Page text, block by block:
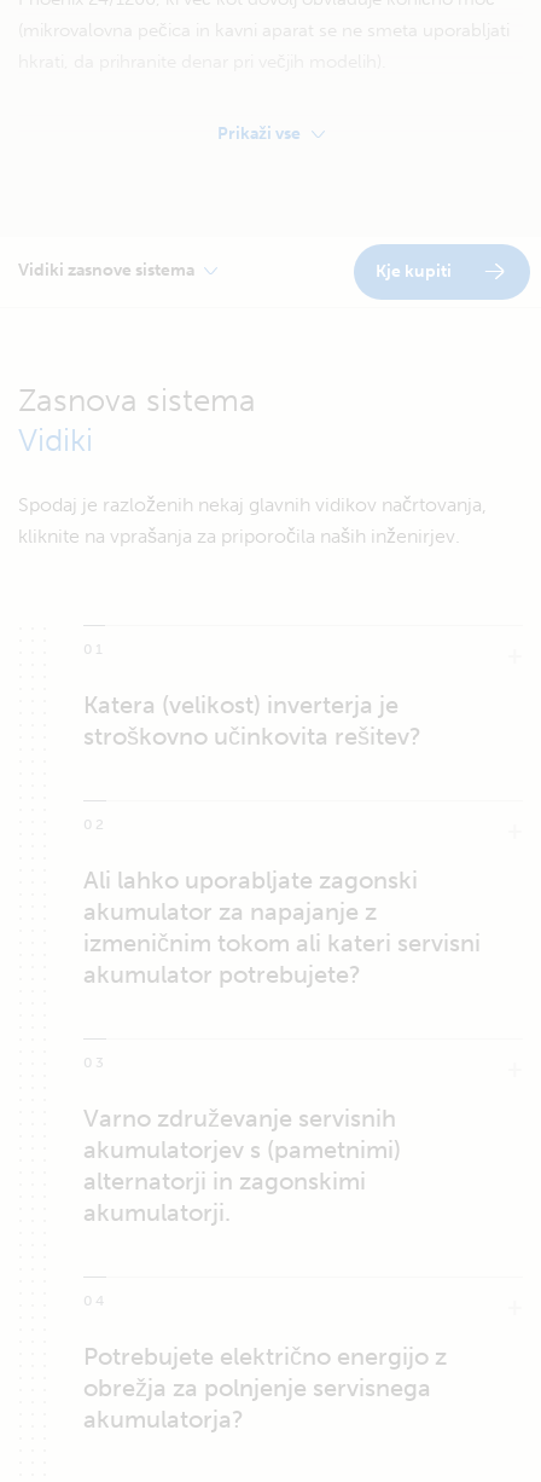
(mikrovalovna pečica in kavni aparat se ne smeta uporabljati
Prikaži vse
Vidiki zasnove sistema Kje kupiti
Zasnova sistema
Vidiki
Spodaj je razloženih nekaj glavnih vidikov načrtovanja,
kliknite na vprašanja za priporočila naših inženirjev.
01
Katera (velikost) inverterja je
stroškovno učinkovita rešitev?
02
Ali lahko uporabljate zagonski
akumulator za napajanje z
izmeničnim tokom ali kateri servisni
akumulator potrebujete?
03
Varno združevanje servisnih
akumulatorjev s (pametnimi)
alternatorji in zagonskimi
akumulatorji.
04
Potrebujete električno energijo z
obrežja za polnjenje servisnega
akumulatorja?